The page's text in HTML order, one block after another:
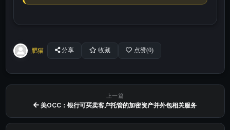
肥猫 分享 收藏 点赞(0)
上一篇
美OCC：银行可买卖客户托管的加密资产并外包相关服务